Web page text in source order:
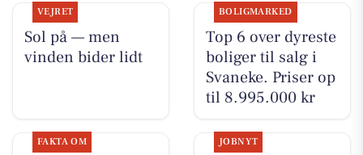
VEJRET
Sol på — men
vinden bider lidt
BOLIGMARKED
Top 6 over dyreste
boliger til salg i
Svaneke. Priser op
til 8.995.000 kr
FAKTA OM JOBNYT